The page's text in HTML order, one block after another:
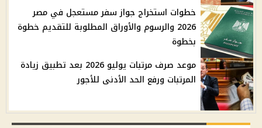
خطوات استخراج جواز سفر مستعجل في مصر
2026 والرسوم والأوراق المطلوبة للتقديم خطوة
بخطوة
موعد صرف مرتبات يوليو 2026 بعد تطبيق زيادة
المرتبات ورفع الحد الأدنى للأجور